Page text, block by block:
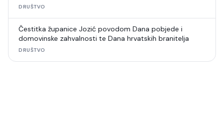
DRUŠTVO
Čestitka županice Jozić povodom Dana pobjede i
domovinske zahvalnosti te Dana hrvatskih branitelja
DRUŠTVO